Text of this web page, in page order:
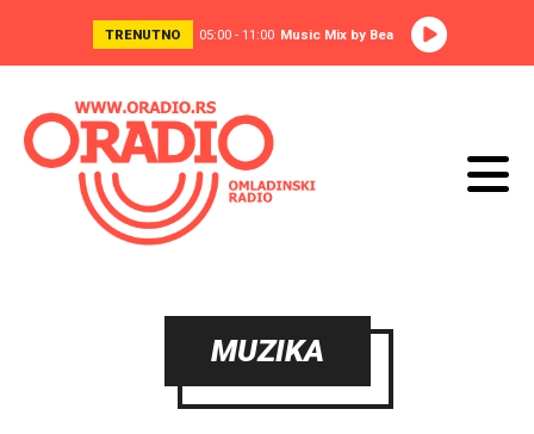
TRENUTNO 05:00 - 11:00 Music Mix by Bea
MUZIKA